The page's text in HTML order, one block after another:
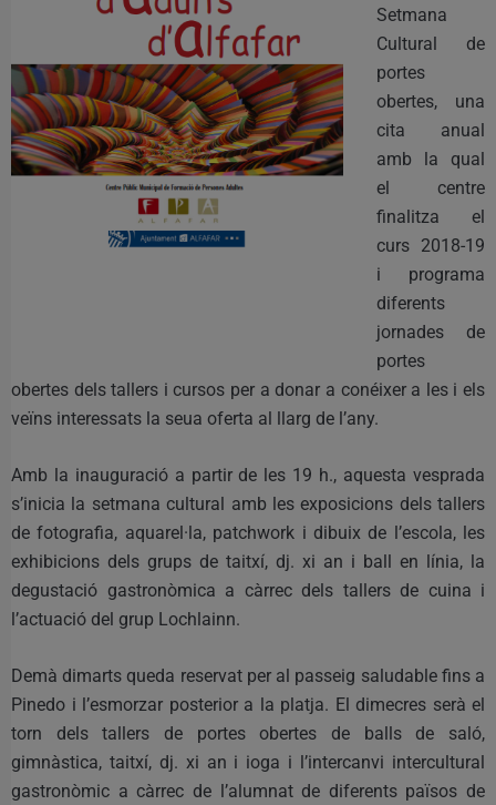
Setmana
Cultural de
portes
obertes, una
cita anual
amb la qual
el centre
finalitza el
curs 2018-19
i programa
diferents
jornades de
portes
obertes dels tallers i cursos per a donar a conéixer a les i els
veïns interessats la seua oferta al llarg de l’any.
Amb la inauguració a partir de les 19 h., aquesta vesprada
s’inicia la setmana cultural amb les exposicions dels tallers
de fotografia, aquarel·la, patchwork i dibuix de l’escola, les
exhibicions dels grups de taitxí, dj. xi an i ball en línia, la
degustació gastronòmica a càrrec dels tallers de cuina i
l’actuació del grup Lochlainn.
Demà dimarts queda reservat per al passeig saludable fins a
Pinedo i l’esmorzar posterior a la platja. El dimecres serà el
torn dels tallers de portes obertes de balls de saló,
gimnàstica, taitxí, dj. xi an i ioga i l’intercanvi intercultural
gastronòmic a càrrec de l’alumnat de diferents països de